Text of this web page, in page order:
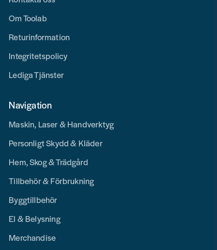
Om Toolab
Returinformation
Integritetspolicy
Lediga Tjänster
Navigation
Maskin, Laser & Handverktyg
Personligt Skydd & Kläder
Hem, Skog & Trädgård
Tillbehör & Förbrukning
Byggtillbehör
El & Belysning
Merchandise